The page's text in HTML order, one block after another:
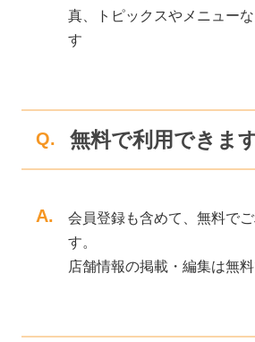
真、トピックスやメニュー
す
Q. 無料で利用できま
A.
会員登録も含めて、無料で
す。
店舗情報の掲載・編集は無料